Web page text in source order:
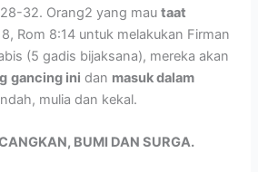
32. Orang2 yang mautaat
Rom 8:14 untuk melakukan Firman
(5 gadis bijaksana), mereka akan
gancing ini dan masuk dalam
mulia dan kekal.
BUMI DAN SURGA.